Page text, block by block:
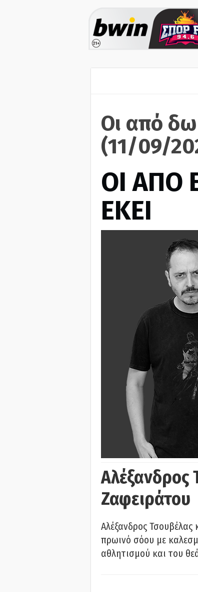
Οι από δω
(11/09/
ΟΙ ΑΠΟ
ΕΚΕΙ
Αλέξανδρος
Ζαφειράτου
Αλέξανδρος Τσουβέλας
πρωινό σόου με
αθλητισμού και του